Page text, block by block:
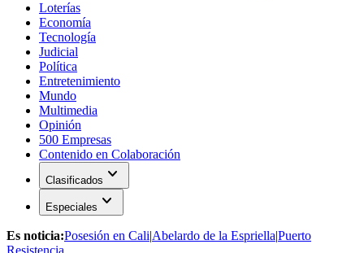
Loterías
Economía
Tecnología
Judicial
Política
Entretenimiento
Mundo
Multimedia
Opinión
500 Empresas
Contenido en Colaboración
Clasificados expand_more
Especiales expand_more
Es noticia:Posesión en Cali|Abelardo de la Espriella|Puerto